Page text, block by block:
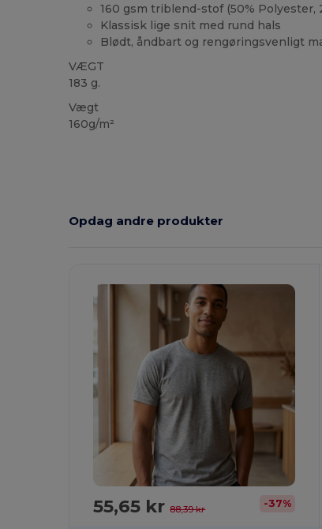
160 gsm triblend-stof (50% Polyester,
Klassisk lige snit med rund hals
Blødt, åndbart og rengøringsvenligt
VÆGT
183 g.
Vægt
160g/m²
Opdag andre produkter
55,65 kr88,39 kr -37%